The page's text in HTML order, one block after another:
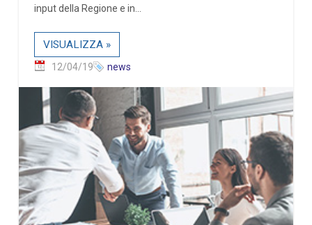
input della Regione e in...
VISUALIZZA »
12/04/19 news